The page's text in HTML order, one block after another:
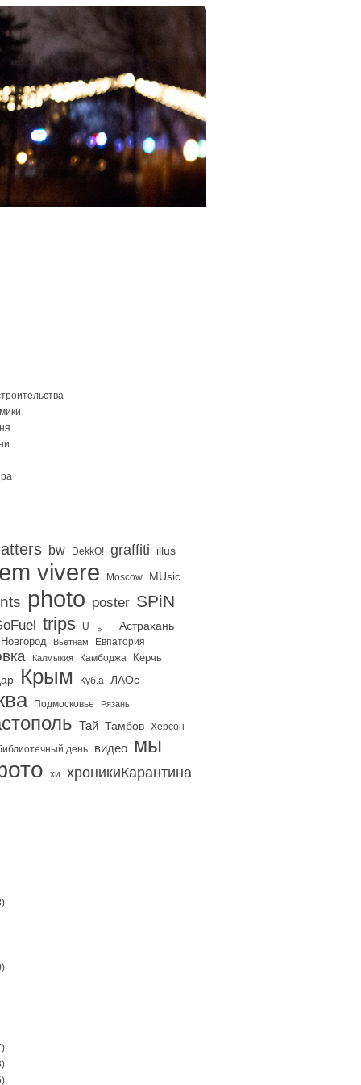
bw DekkO! graffiti illus
vivere Moscow MUsic
photo poster SPiN
trips U 。 Астрахань
Вьетнам Евпатория
Калмыкия Камбоджа Керчь
Крым Куб.а ЛАОс
Подмосковье Рязань
Тай Тамбов Херсон
день
видео мы
хи хроникиКарантина